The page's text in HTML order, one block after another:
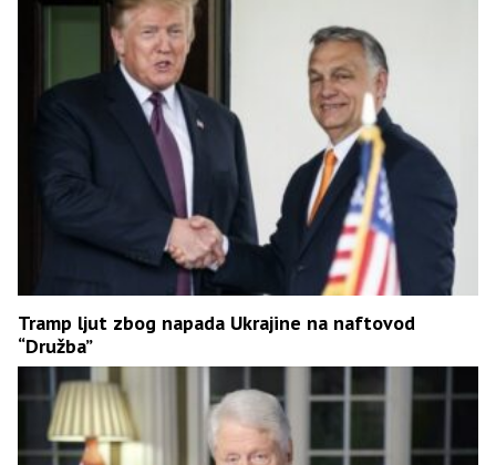
Tramp ljut zbog napada Ukrajine na naftovod
“Družba”